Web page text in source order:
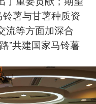
薯与甘薯种质资
流等方面加深合
”共建国家马铃薯